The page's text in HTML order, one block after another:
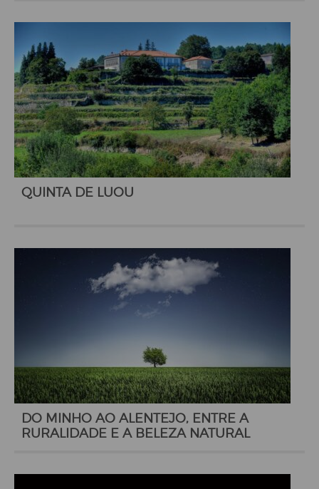
QUINTA DE LUOU
DO MINHO AO ALENTEJO, ENTRE A
RURALIDADE E A BELEZA NATURAL